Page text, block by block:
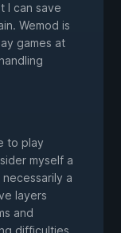
I can save
Wemod is
games at
to play
myself a
a
layers
and